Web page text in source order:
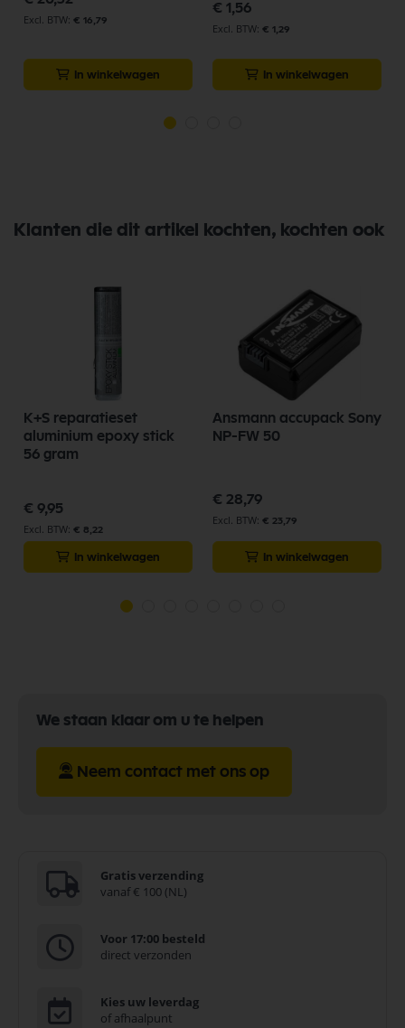
€ 16,79
In winkelwagen
€ 1,56
€ 1,29
In winkelwagen
Klanten die dit artikel kochten, kochten ook
K+S reparatieset
aluminium epoxy stick
56 gram
€ 9,95
€ 8,22
In winkelwagen
Ansmann accupack Sony
NP-FW 50
€ 28,79
€ 23,79
In winkelwagen
We staan klaar om u te helpen
Neem contact met ons op
Gratis verzending
vanaf € 100 (NL)
Voor 17:00 besteld
direct verzonden
Kies uw leverdag
of afhaalpunt